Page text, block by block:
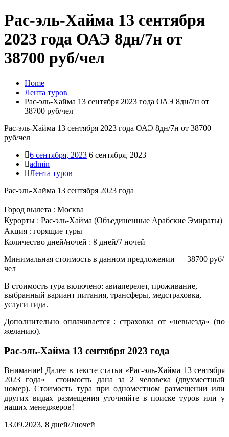
Рас-эль-Хайма 13 сентября
2023 года ОАЭ 8дн/7н от
38700 руб/чел
Home
Лента туров
Рас-эль-Хайма 13 сентября 2023 года ОАЭ 8дн/7н от
38700 руб/чел
Рас-эль-Хайма 13 сентября 2023 года ОАЭ 8дн/7н от 38700
руб/чел
6 сентября, 2023 6 сентября, 2023
admin
Лента туров
Рас-эль-Хайма 13 сентября 2023 года
Город вылета : Москва
Курорты : Рас-эль-Хайма (Объединенные Арабские Эмираты)
Акция : горящие туры
Количество дней/ночей : 8 дней/7 ночей
Минимальная стоимость в данном предложении — 38700 руб/
чел
В стоимость тура включено: авиаперелет, проживание,
выбранный вариант питания, трансферы, медстраховка,
услуги гида.
Дополнительно оплачивается : страховка от «невыезда» (по
желанию).
Рас-эль-Хайма 13 сентября 2023 года
Внимание! Далее в тексте статьи «Рас-эль-Хайма 13 сентября
2023 года» стоимость дана за 2 человека (двухместный
номер). Стоимость тура при одноместном размещении или
других видах размещения уточняйте в поиске туров или у
наших менеджеров!
13.09.2023, 8 дней/7ночей